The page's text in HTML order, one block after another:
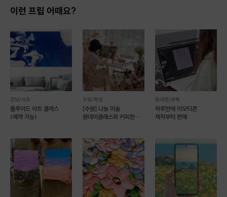
이런 프립 어때요?
강남/서초
플루이드 아트 클래스
(예약 가능)
수원/화성
[수원] 나뇽 미술
원데이클래스와 커피한잔
동대문/성북
하루만에 이모티콘
제작부터 판매